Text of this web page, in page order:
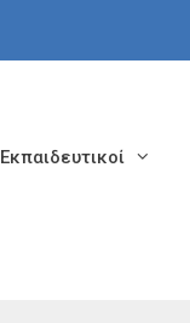
Εκπαιδευτικοί